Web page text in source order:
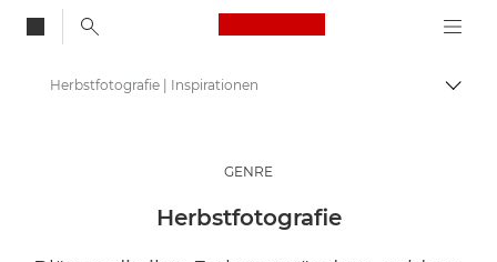
Canon Logo, back
Auf
Lasse dich inspirieren | Tipps zur Fotografie und zum Drucken sowie Kaufratgeber
Geschichten über Fotografie und Kreativität
Herbstfotografie | Inspirationen
GENRE
Herbstfotografie